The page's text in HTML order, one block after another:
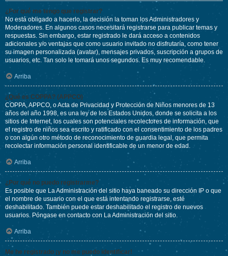
¿Por qué me tengo que registrar?
No está obligado a hacerlo, la decisión la toman los Administradores y
Moderadores. En algunos casos necesitará registrarse para publicar temas y
respuestas. Sin embargo, estar registrado le dará acceso a contenidos
adicionales y/o ventajas que como usuario invitado no disfrutaría, como tener
su imagen personalizada (avatar), mensajes privados, suscripción a grupos de
usuarios, etc. Tan solo le tomará unos segundos. Es muy recomendable.
Arriba
¿Qué es COPPA? (APPCO)
COPPA, APPCO, o Acta de Privacidad y Protección de Niños menores de 13
años del año 1998, es una ley de los Estados Unidos, donde se solicita a los
sitios de Internet, los cuales son potenciales recolectores de información, que
el registro de niños sea escrito y ratificado con el consentimiento de los padres
o con algún otro método de reconocimiento de guardia legal, que permita
recolectar información personal identificable de un menor de edad.
Arriba
¿Por qué no puedo registrarme?
Es posible que La Administración del sitio haya baneado su dirección IP o que
el nombre de usuario con el que está intentando registrarse, esté
deshabilitado. También puede estar deshabilitado el registro de nuevos
usuarios. Póngase en contacto con La Administración del sitio.
Arriba
Me he registrado ¡y no me puedo identificar!